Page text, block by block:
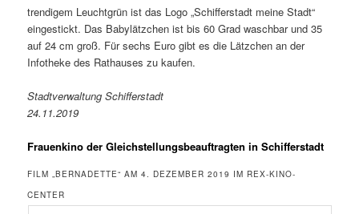
trendigem Leuchtgrün ist das Logo „Schifferstadt meine Stadt“
eingestickt. Das Babylätzchen ist bis 60 Grad waschbar und 35
auf 24 cm groß. Für sechs Euro gibt es die Lätzchen an der
Infotheke des Rathauses zu kaufen.
Stadtverwaltung Schifferstadt
24.11.2019
Frauenkino der Gleichstellungsbeauftragten in Schifferstadt
FILM „BERNADETTE“ AM 4. DEZEMBER 2019 IM REX-KINO-
CENTER